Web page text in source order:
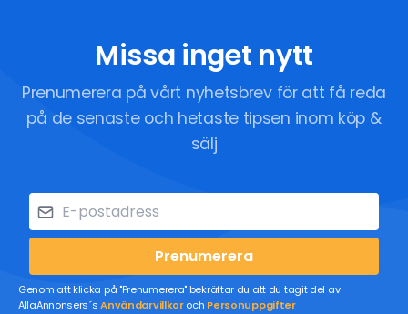
Missa inget nytt
Prenumerera på vårt nyhetsbrev för att få reda
på de senaste och hetaste tipsen inom köp &
sälj
Prenumerera
Genom att klicka på "Prenumerera" bekräftar du att du tagit del av
AllaAnnonsers´sAnvändarvillkoroch Personuppgifter